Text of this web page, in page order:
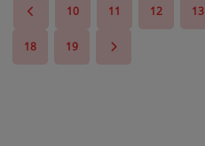
10 11 12 13
18 19